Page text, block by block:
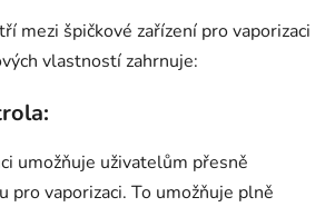
mezi špičkové zařízení pro vaporizaci
vlastností zahrnuje:
umožňuje uživatelům přesně
pro vaporizaci. To umožňuje plně